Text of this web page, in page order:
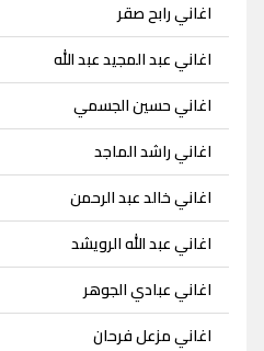
اغاني رابح صقر
اغاني عبد المجيد عبد الله
اغاني حسين الجسمي
اغاني راشد الماجد
اغاني خالد عبد الرحمن
اغاني عبد الله الرويشد
اغاني عبادي الجوهر
اغاني مزعل فرحان